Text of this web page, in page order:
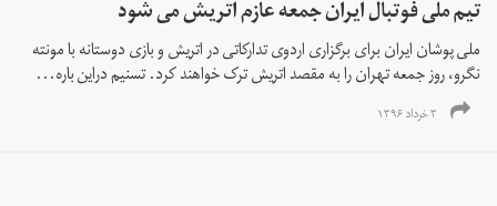
تیم ملی فوتبال ایران جمعه عازم اتریش می شود
ملی پوشان ایران برای برگزاری اردوی تدارکاتی در اتریش و بازی دوستانه با مونته
نگرو، روز جمعه تهران را به مقصد اتریش ترک خواهند کرد. تسنیم دراین باره...
۳ خرداد ۱۳۹۶